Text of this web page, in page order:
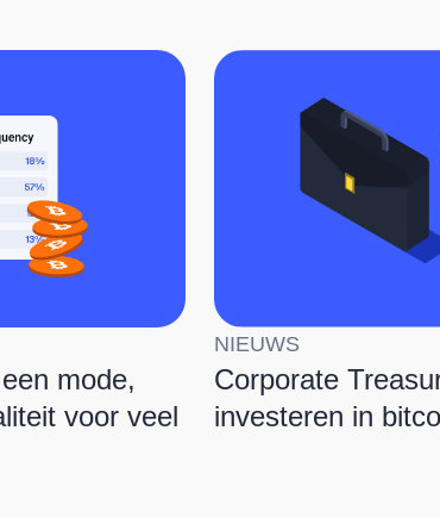
mode,
voor veel
NIEUWS
Corporate
investeren in